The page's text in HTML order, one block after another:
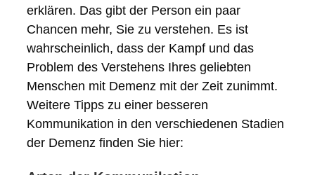
erklären. Das gibt der Person ein paar
Chancen mehr, Sie zu verstehen. Es ist
wahrscheinlich, dass der Kampf und das
Problem des Verstehens Ihres geliebten
Menschen mit Demenz mit der Zeit zunimmt.
Weitere Tipps zu einer besseren
Kommunikation in den verschiedenen Stadien
der Demenz finden Sie hier: